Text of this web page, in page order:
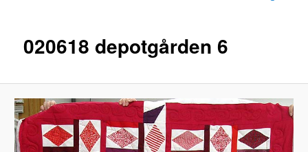
020618 depotgården 6